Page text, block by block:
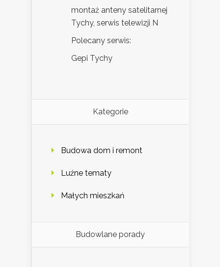
montaż anteny satelitarnej
Tychy, serwis telewizji N
Polecany serwis:
Gepi Tychy
Kategorie
Budowa dom i remont
Luźne tematy
Małych mieszkań
Budowlane porady